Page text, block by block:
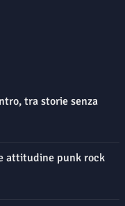
tra storie senza
attitudine punk rock